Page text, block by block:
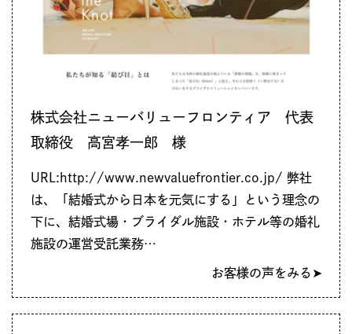
株式会社ニューバリューフロンティア 代表
取締役 高宮孝一郎 様
URL:http://www.newvaluefrontier.co.jp/ 弊社
は、「結婚式から日本を元気にする」という理念の
下に、結婚式場・ブライダル施設・ホテル等の婚礼
施設の運営受託業務…
お客様の声をみる➤